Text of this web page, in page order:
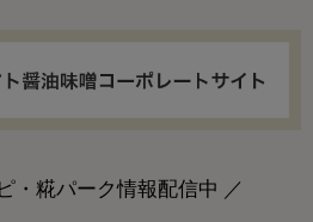
・糀パーク情報配信中 ／